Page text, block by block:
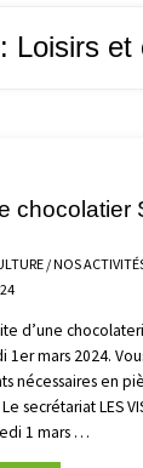
Loisirs et
chocolatier
/NOS
d’une
1er mars 2024.
nécessaires en
secrétariat LES
1 mars …